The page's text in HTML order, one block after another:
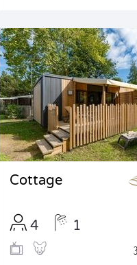
Cottage
4 1